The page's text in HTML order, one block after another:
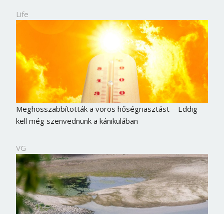
Life
Meghosszabbították a vörös hőségriasztást − Eddig
kell még szenvednünk a kánikulában
VG